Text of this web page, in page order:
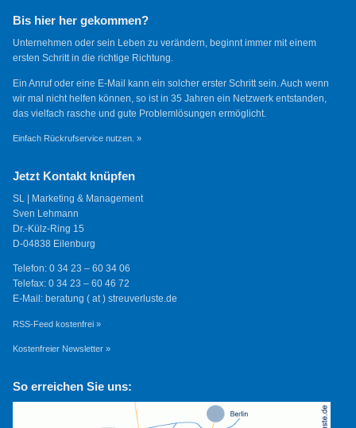
Bis hier her gekommen?
Unternehmen oder sein Leben zu verändern, beginnt immer mit einem
ersten Schritt in die richtige Richtung.
Ein Anruf oder eine E-Mail kann ein solcher erster Schritt sein. Auch wenn
wir mal nicht helfen können, so ist in 35 Jahren ein Netzwerk entstanden,
das vielfach rasche und gute Problemlösungen ermöglicht.
Einfach Rückrufservice nutzen. »
Jetzt Kontakt knüpfen
SL | Marketing & Management
Sven Lehmann
Dr.-Külz-Ring 15
D-04838 Eilenburg
Telefon: 0 34 23 – 60 34 06
Telefax: 0 34 23 – 60 46 72
E-Mail: beratung ( at ) streuverluste.de
RSS-Feed kostenfrei »
Kostenfreier Newsletter »
So erreichen Sie uns: